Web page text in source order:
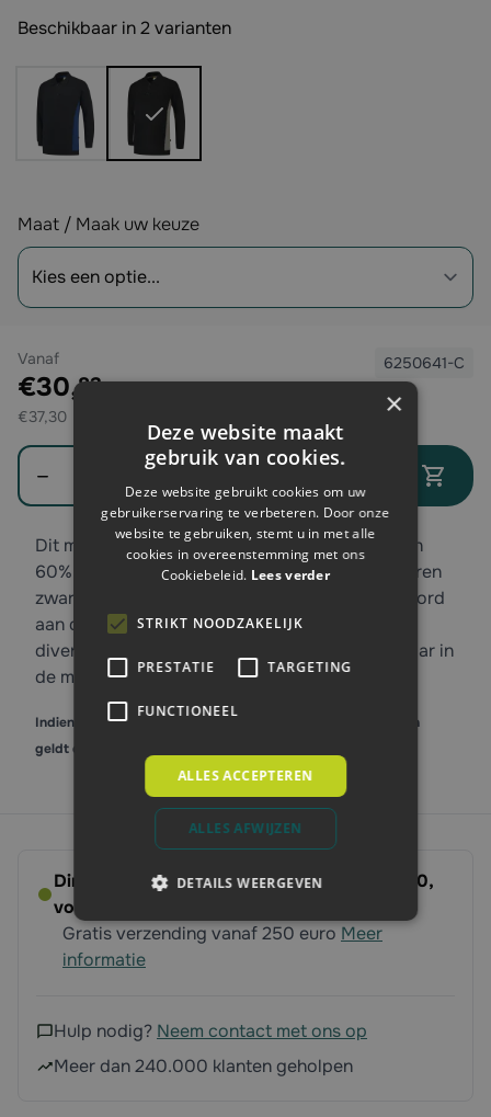
Beschikbaar in 2 varianten
Opties
Maat / Maak uw keuze
Vanaf
Exclusief btw:
€30,83
€37,30
6250641-C
Aantal
Dit model polosweater, 302001, is gemaakt van
60% katoen en 40% polyester en heeft de kleuren
zwart met grijs. Voorzien van een elastische boord
aan de onderkant en geschikt om te dragen bij
diverse werkzaamheden. Deze trui is verkrijgbaar in
de maten M t/m 3XL.
Indien er staffelkorting op het product van toepassing is, dan
geldt dit alleen bij afname van gelijke maat en kleur.
Direct leverbaar - Bestel voor dinsdag 14:00,
volgende werkdag op ’t erf
Gratis verzending vanaf 250 euro Meer
informatie
Hulp nodig? Neem contact met ons op
Meer dan 240.000 klanten geholpen
×
Deze website maakt
gebruik van cookies.
Deze website gebruikt cookies om uw
gebruikerservaring te verbeteren. Door onze
website te gebruiken, stemt u in met alle
cookies in overeenstemming met ons
Cookiebeleid. Lees verder
STRIKT NOODZAKELIJK
PRESTATIE TARGETING
FUNCTIONEEL
ALLES ACCEPTEREN
ALLES AFWIJZEN
DETAILS WEERGEVEN